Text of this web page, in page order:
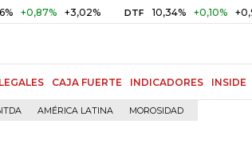
+3,02% DTF 10,34% +0,10% +0,98%
CAJA FUERTE INDICADORES INSIDE
AMÉRICA LATINA MOROSIDAD